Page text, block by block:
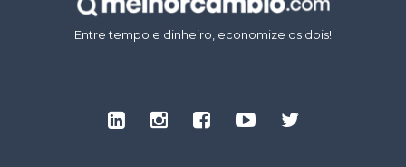
Entre tempo e dinheiro, economize os dois!